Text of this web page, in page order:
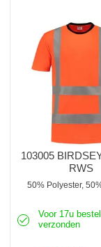
103005
RWS
50% Polyester,
Voor 17u
verzonden